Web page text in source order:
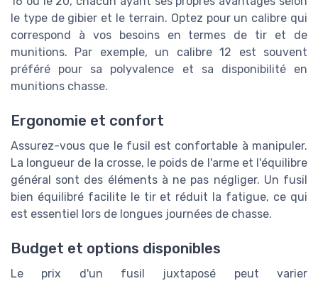
le type de gibier et le terrain. Optez pour un calibre qui
correspond à vos besoins en termes de tir et de
munitions. Par exemple, un calibre 12 est souvent
préféré pour sa polyvalence et sa disponibilité en
munitions chasse.
Ergonomie et confort
Assurez-vous que le fusil est confortable à manipuler.
La longueur de la crosse, le poids de l'arme et l'équilibre
général sont des éléments à ne pas négliger. Un fusil
bien équilibré facilite le tir et réduit la fatigue, ce qui
est essentiel lors de longues journées de chasse.
Budget et options disponibles
Le prix d'un fusil juxtaposé peut varier